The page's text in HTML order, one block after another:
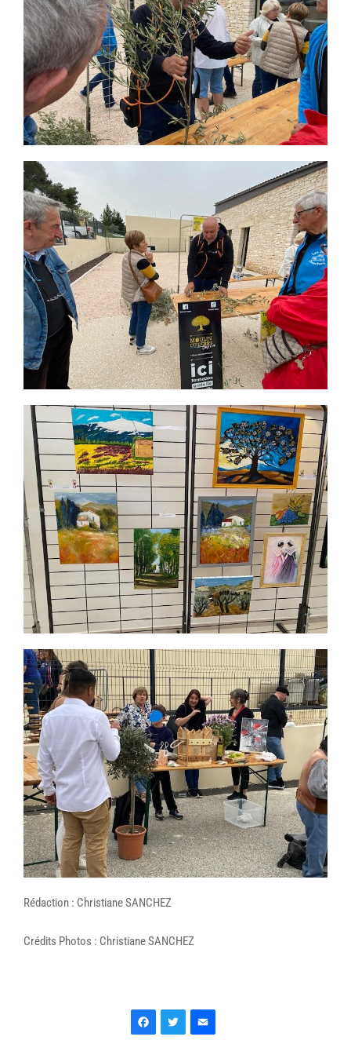
Rédaction : Christiane SANCHEZ
Crédits Photos : Christiane SANCHEZ
Facebook
Twitter